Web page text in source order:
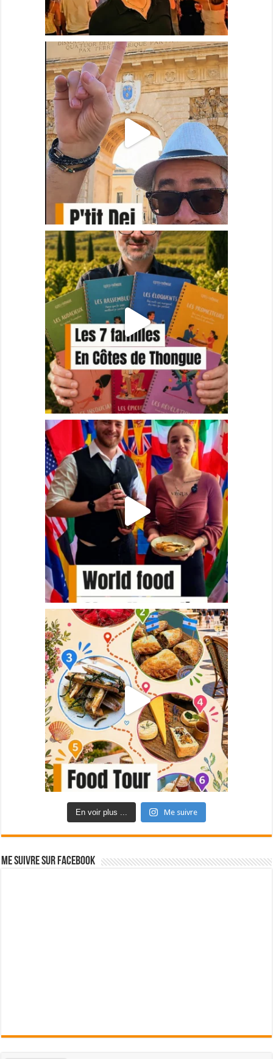
En voir plus ... Me suivre
Me suivre sur Facebook